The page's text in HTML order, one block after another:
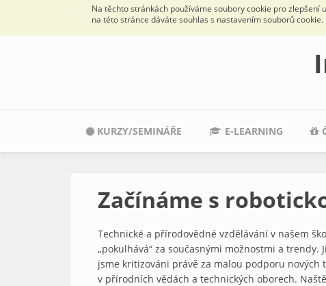
Na těchto stránkách používáme soubory cookie pro
na této stránce dáváte souhlas s nastavením souborů cookie.
KURZY/SEMINÁŘE E-LEARNING
Začínáme s
Technické a přírodovědné vzdělávání v našem
„pokulhává“ za současnými možnostmi a trendy.
jsme kritizováni právě za malou podporu nových
v přírodních vědách a technických oborech.